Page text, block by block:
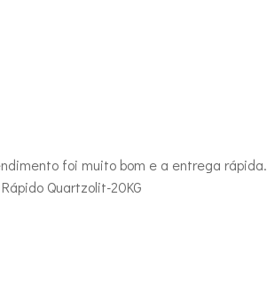
foi muito bom e a entrega rápida.
Quartzolit-20KG